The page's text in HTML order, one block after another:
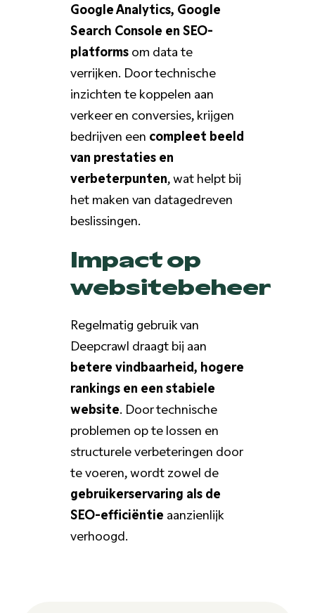
Google Analytics, Google
Search Console en SEO-
platformsom data te
verrijken. Door technische
inzichten te koppelen aan
verkeer en conversies, krijgen
bedrijven een compleet beeld
van prestaties en
verbeterpunten, wat helpt bij
het maken van datagedreven
beslissingen.
Impact op
websitebeheer
Regelmatig gebruik van
Deepcrawl draagt bij aan
betere vindbaarheid, hogere
rankings en een stabiele
website. Door technische
problemen op te lossen en
structurele verbeteringen door
te voeren, wordt zowel de
gebruikerservaring als de
SEO-efficiëntie aanzienlijk
verhoogd.